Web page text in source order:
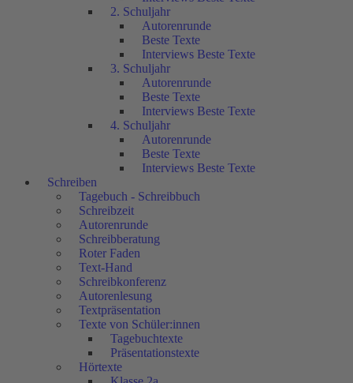
2. Schuljahr
Autorenrunde
Beste Texte
Interviews Beste Texte
3. Schuljahr
Autorenrunde
Beste Texte
Interviews Beste Texte
4. Schuljahr
Autorenrunde
Beste Texte
Interviews Beste Texte
Schreiben
Tagebuch - Schreibbuch
Schreibzeit
Autorenrunde
Schreibberatung
Roter Faden
Text-Hand
Schreibkonferenz
Autorenlesung
Textpräsentation
Texte von Schüler:innen
Tagebuchtexte
Präsentationstexte
Hörtexte